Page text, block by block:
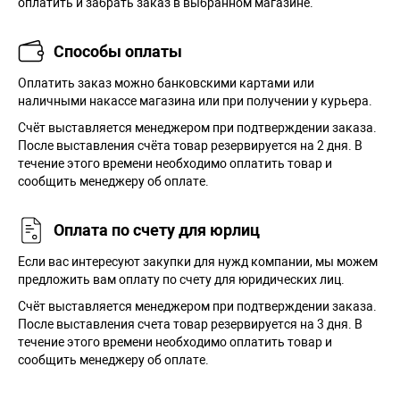
Способы оплаты
Оплатить заказ можно банковскими картами или
наличными накассе магазина или при получении у курьера.
Cчёт выставляется менеджером при подтверждении заказа.
После выставления счёта товар резервируется на 2 дня. В
течение этого времени необходимо оплатить товар и
сообщить менеджеру об оплате.
Оплата по счету для юрлиц
Если вас интересуют закупки для нужд компании, мы можем
предложить вам оплату по счету для юридических лиц.
Счёт выставляется менеджером при подтверждении заказа.
После выставления счета товар резервируется на 3 дня. В
течение этого времени необходимо оплатить товар и
сообщить менеджеру об оплате.